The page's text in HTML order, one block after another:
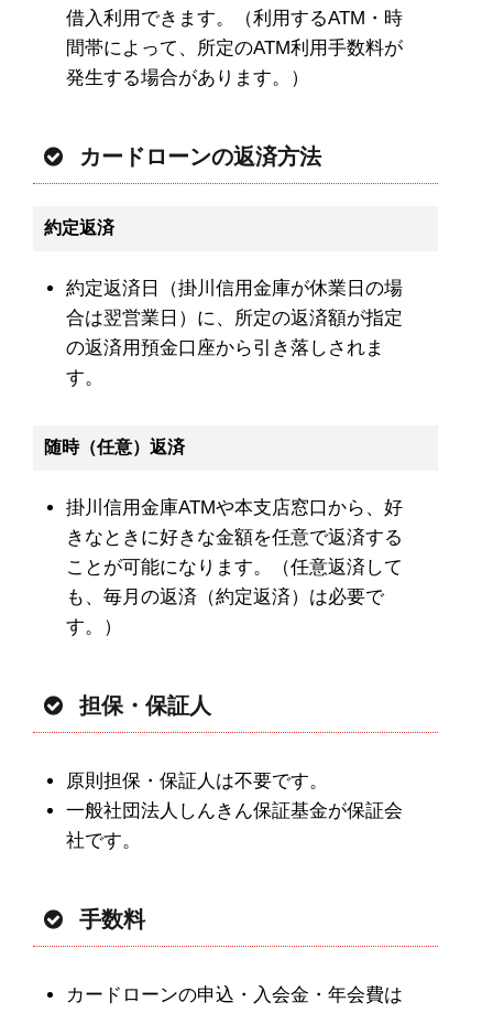
借入利用できます。（利用するATM・時
間帯によって、所定のATM利用手数料が
発生する場合があります。）
カードローンの返済方法
約定返済
約定返済日（掛川信用金庫が休業日の場
合は翌営業日）に、所定の返済額が指定
の返済用預金口座から引き落しされま
す。
随時（任意）返済
掛川信用金庫ATMや本支店窓口から、好
きなときに好きな金額を任意で返済する
ことが可能になります。（任意返済して
も、毎月の返済（約定返済）は必要で
す。）
担保・保証人
原則担保・保証人は不要です。
一般社団法人しんきん保証基金が保証会
社です。
手数料
カードローンの申込・入会金・年会費は